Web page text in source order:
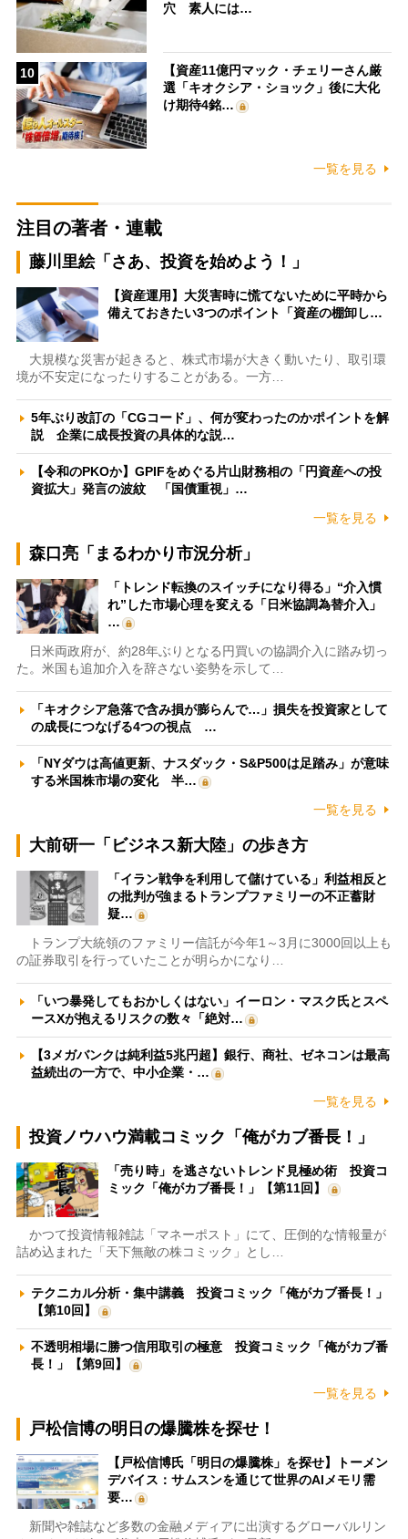
穴 素人には…
10
【資産11億円マック・チェリーさん厳
選「キオクシア・ショック」後に大化
け期待4銘…
一覧を見る
注目の著者・連載
藤川里絵「さあ、投資を始めよう！」
【資産運用】大災害時に慌てないために平時から
備えておきたい3つのポイント「資産の棚卸し…
大規模な災害が起きると、株式市場が大きく動いたり、取引環
境が不安定になったりすることがある。一方…
5年ぶり改訂の「CGコード」、何が変わったのかポイントを解
説 企業に成長投資の具体的な説…
【令和のPKOか】GPIFをめぐる片山財務相の「円資産への投
資拡大」発言の波紋 「国債重視」…
一覧を見る
森口亮「まるわかり市況分析」
「トレンド転換のスイッチになり得る」“介入慣
れ”した市場心理を変える「日米協調為替介入」
…
日米両政府が、約28年ぶりとなる円買いの協調介入に踏み切っ
た。米国も追加介入を辞さない姿勢を示して…
「キオクシア急落で含み損が膨らんで…」損失を投資家として
の成長につなげる4つの視点 …
「NYダウは高値更新、ナスダック・S&P500は足踏み」が意味
する米国株市場の変化 半…
一覧を見る
大前研一「ビジネス新大陸」の歩き方
「イラン戦争を利用して儲けている」利益相反と
の批判が強まるトランプファミリーの不正蓄財
疑…
トランプ大統領のファミリー信託が今年1～3月に3000回以上も
の証券取引を行っていたことが明らかになり…
「いつ暴発してもおかしくはない」イーロン・マスク氏とスペ
ースXが抱えるリスクの数々「絶対…
【3メガバンクは純利益5兆円超】銀行、商社、ゼネコンは最高
益続出の一方で、中小企業・…
一覧を見る
投資ノウハウ満載コミック「俺がカブ番長！」
「売り時」を逃さないトレンド見極め術 投資コ
ミック「俺がカブ番長！」【第11回】
かつて投資情報雑誌「マネーポスト」にて、圧倒的な情報量が
詰め込まれた「天下無敵の株コミック」とし…
テクニカル分析・集中講義 投資コミック「俺がカブ番長！」
【第10回】
不透明相場に勝つ信用取引の極意 投資コミック「俺がカブ番
長！」【第9回】
一覧を見る
戸松信博の明日の爆騰株を探せ！
【戸松信博氏「明日の爆騰株」を探せ】トーメン
デバイス：サムスンを通じて世界のAIメモリ需
要…
新聞や雑誌など多数の金融メディアに出演するグローバルリン